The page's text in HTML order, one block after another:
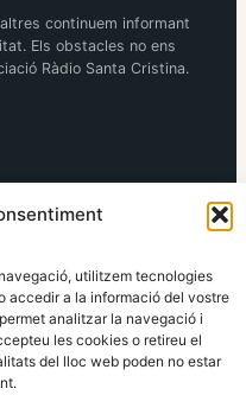
utilitzem tecnologies
accedir a la informació del vostre
analitzar la navegació i
les cookies o retireu el
del lloc web poden no estar
continuem informant
Els obstacles no ens
Ràdio Santa Cristina.